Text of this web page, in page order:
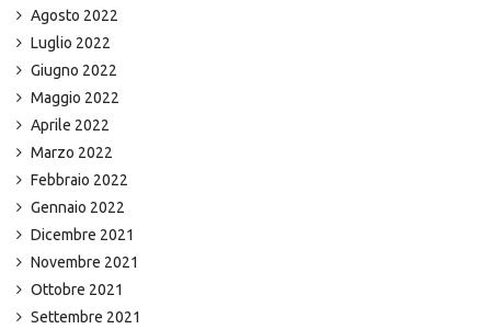
Agosto 2022
Luglio 2022
Giugno 2022
Maggio 2022
Aprile 2022
Marzo 2022
Febbraio 2022
Gennaio 2022
Dicembre 2021
Novembre 2021
Ottobre 2021
Settembre 2021